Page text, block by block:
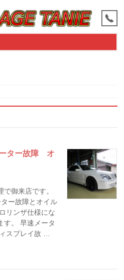
ター故障 オ
御来店です。
ー故障とオイル
リンザ仕様にな
す。 早速メータ
スプレイ故 …